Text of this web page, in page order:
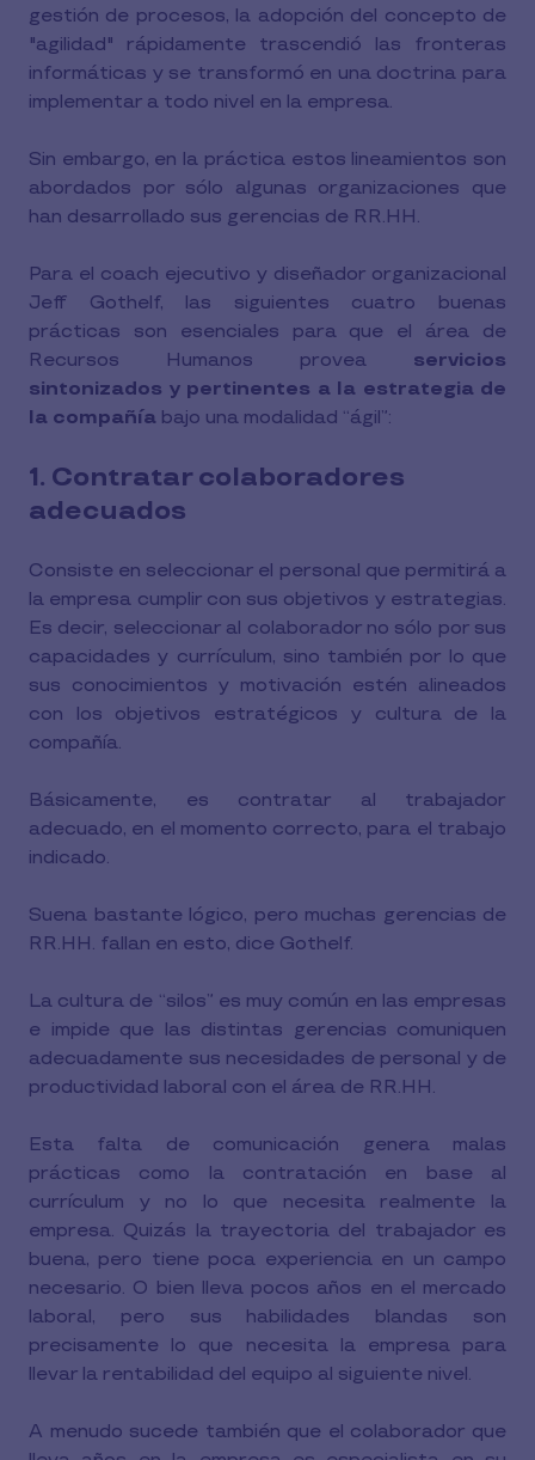
gestión de procesos, la adopción del concepto de
"agilidad" rápidamente trascendió las fronteras
informáticas y se transformó en una doctrina para
implementar a todo nivel en la empresa.
Sin embargo, en la práctica estos lineamientos son
abordados por sólo algunas organizaciones que
han desarrollado sus gerencias de RR.HH.
Para el coach ejecutivo y diseñador organizacional
Jeff Gothelf, las siguientes cuatro buenas
prácticas son esenciales para que el área de
Recursos Humanos provea servicios
sintonizados y pertinentes a la estrategia de
la compañía bajo una modalidad “ágil”:
1. Contratar colaboradores
adecuados
Consiste en seleccionar el personal que permitirá a
la empresa cumplir con sus objetivos y estrategias.
Es decir, seleccionar al colaborador no sólo por sus
capacidades y currículum, sino también por lo que
sus conocimientos y motivación estén alineados
con los objetivos estratégicos y cultura de la
compañía.
Básicamente, es contratar al trabajador
adecuado, en el momento correcto, para el trabajo
indicado.
Suena bastante lógico, pero muchas gerencias de
RR.HH. fallan en esto, dice Gothelf.
La cultura de “silos” es muy común en las empresas
e impide que las distintas gerencias comuniquen
adecuadamente sus necesidades de personal y de
productividad laboral con el área de RR.HH.
Esta falta de comunicación genera malas
prácticas como la contratación en base al
currículum y no lo que necesita realmente la
empresa. Quizás la trayectoria del trabajador es
buena, pero tiene poca experiencia en un campo
necesario. O bien lleva pocos años en el mercado
laboral, pero sus habilidades blandas son
precisamente lo que necesita la empresa para
llevar la rentabilidad del equipo al siguiente nivel.
A menudo sucede también que el colaborador que